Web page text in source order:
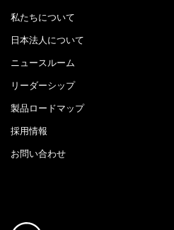
私たちについて
日本法人について
ニュースルーム
リーダーシップ
製品ロードマップ
採用情報
お問い合わせ